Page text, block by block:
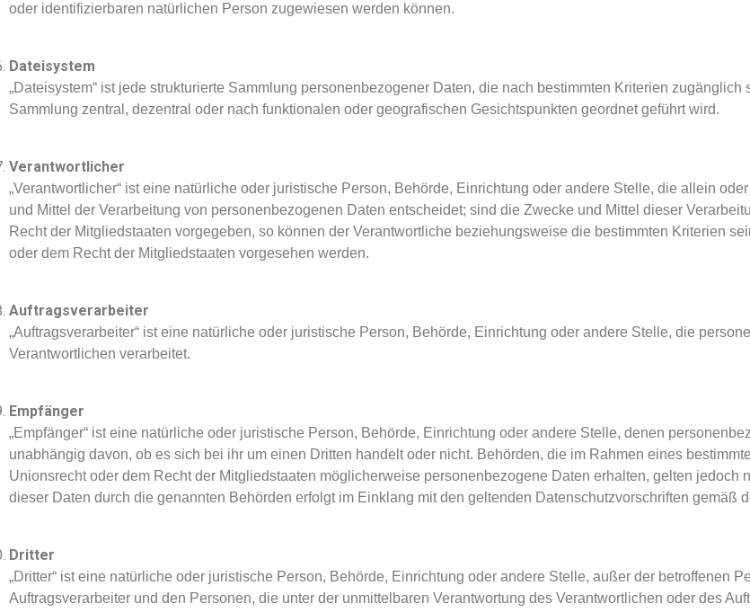
oder identifizierbaren natürlichen Person zugewiesen werden können.
Dateisystem
„Dateisystem“ ist jede strukturierte Sammlung personenbezogener Daten, die nach bestimmten Kriterien
Sammlung zentral, dezentral oder nach funktionalen oder geografischen Gesichtspunkten geordnet geführt wird.
Verantwortlicher
„Verantwortlicher“ ist eine natürliche oder juristische Person, Behörde, Einrichtung oder andere Stelle, die allein
und Mittel der Verarbeitung von personenbezogenen Daten entscheidet; sind die Zwecke und Mittel dieser
Recht der Mitgliedstaaten vorgegeben, so können der Verantwortliche beziehungsweise die bestimmten Kriterien
oder dem Recht der Mitgliedstaaten vorgesehen werden.
Auftragsverarbeiter
„Auftragsverarbeiter“ ist eine natürliche oder juristische Person, Behörde, Einrichtung oder andere Stelle, die
Verantwortlichen verarbeitet.
Empfänger
„Empfänger“ ist eine natürliche oder juristische Person, Behörde, Einrichtung oder andere Stelle, denen
unabhängig davon, ob es sich bei ihr um einen Dritten handelt oder nicht. Behörden, die im Rahmen eines
Unionsrecht oder dem Recht der Mitgliedstaaten möglicherweise personenbezogene Daten erhalten, gelten jedoch
dieser Daten durch die genannten Behörden erfolgt im Einklang mit den geltenden Datenschutzvorschriften gemäß
Dritter
„Dritter“ ist eine natürliche oder juristische Person, Behörde, Einrichtung oder andere Stelle, außer der betroffenen
Auftragsverarbeiter und den Personen, die unter der unmittelbaren Verantwortung des Verantwortlichen oder des